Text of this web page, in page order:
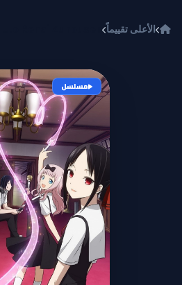
الأعلى تقييماً
مسلسل